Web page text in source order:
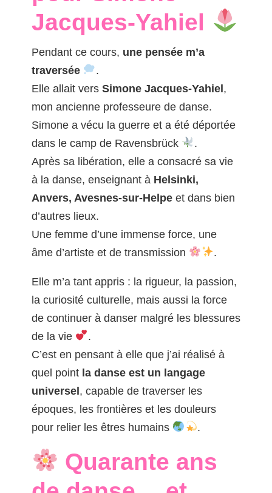
Jacques-Yahiel
Pendant ce cours, une pensée m’a
traversée
.
Elle allait vers Simone Jacques-Yahiel,
mon ancienne professeure de danse.
Simone a vécu la guerre et a été déportée
dans le camp de Ravensbrück
.
Après sa libération, elle a consacré sa vie
à la danse, enseignant à Helsinki,
Anvers, Avesnes-sur-Helpe et dans bien
d’autres lieux.
Une femme d’une immense force, une
âme d’artiste et de transmission
.
Elle m’a tant appris : la rigueur, la passion,
la curiosité culturelle, mais aussi la force
de continuer à danser malgré les blessures
de la vie
.
C’est en pensant à elle que j’ai réalisé à
quel point la danse est un langage
universel, capable de traverser les
époques, les frontières et les douleurs
pour relier les êtres humains
.
Quarante ans